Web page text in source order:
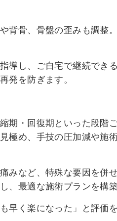
背骨、骨盤の歪みも調整
導し、ご自宅で継続でき
発を防ぎます。
期・回復期といった段階
極め、手技の圧加減や施
みなど、特殊な要因を併
、最適な施術プランを構築
早く楽になった」と評価